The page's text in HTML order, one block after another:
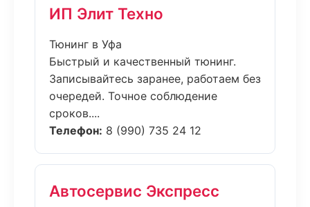
ИП Элит Техно
Тюнинг в Уфа
Быстрый и качественный тюнинг.
Записывайтесь заранее, работаем без
очередей. Точное соблюдение
сроков....
Телефон: 8 (990) 735 24 12
Автосервис Экспресс